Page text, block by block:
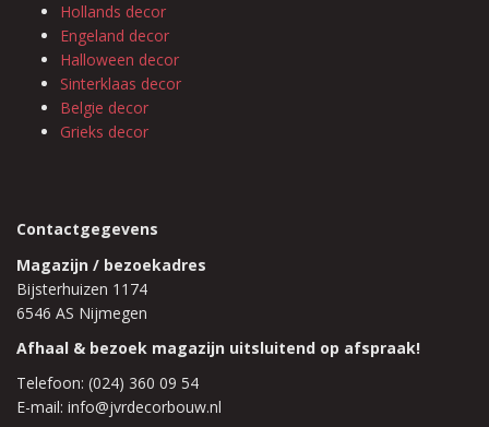
Hollands decor
Engeland decor
Halloween decor
Sinterklaas decor
Belgie decor
Grieks decor
Contactgegevens
Magazijn / bezoekadres
Bijsterhuizen 1174
6546 AS Nijmegen
Afhaal & bezoek magazijn uitsluitend op afspraak!
Telefoon: (024) 360 09 54
E-mail: info@jvrdecorbouw.nl